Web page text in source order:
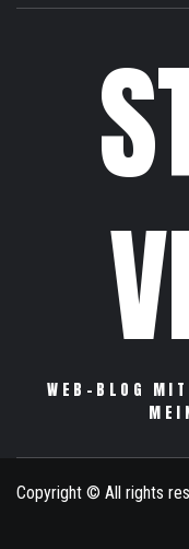
WEB-BLOG
Copyright © All rights